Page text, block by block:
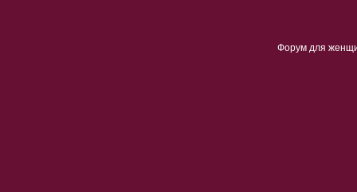
Форум для